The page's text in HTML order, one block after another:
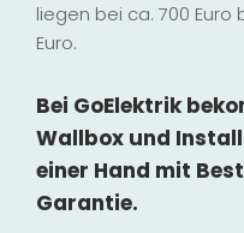
liegen bei ca. 700 Euro
Euro.
Bei GoElektrik
Wallbox und
einer Hand mit
Garantie.